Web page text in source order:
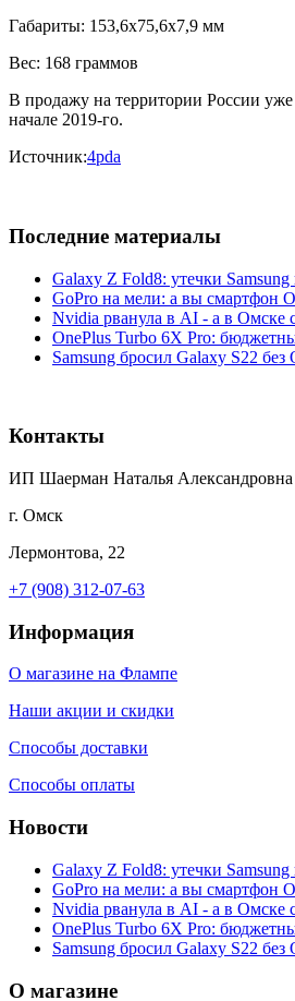
Габариты: 153,6x75,6x7,9 мм
Вес: 168 граммов
В продажу на территории России
начале 2019-го.
Источник:4pda
Последние материалы
Galaxy Z Fold8: утечки
GoPro на мели: а вы смартфон
Nvidia рванула в AI - а в Омске
OnePlus Turbo 6X Pro:
Samsung бросил Galaxy S22
Контакты
ИП Шаерман Наталья Александровна
г. Омск
Лермонтова, 22
+7 (908) 312-07-63
Информация
О магазине на Флампе
Наши акции и скидки
Способы доставки
Способы оплаты
Новости
Galaxy Z Fold8: утечки
GoPro на мели: а вы смартфон
Nvidia рванула в AI - а в Омске
OnePlus Turbo 6X Pro:
Samsung бросил Galaxy S22
О магазине